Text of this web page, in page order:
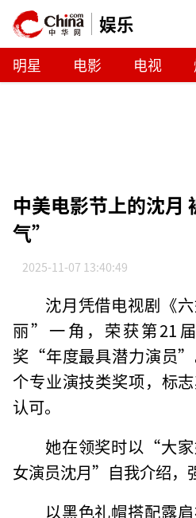
娱乐
明星 电影 电视
中美电影节上的沈
气”
2025-11-07 13:40:49
沈月凭借电视剧《
丽”一角，荣获第21
奖“年度最具潜力演员”
个专业演技类奖项，标
认可。
她在领奖时以“大
女演员沈月”自我介绍，
以黑色礼帽搭配露